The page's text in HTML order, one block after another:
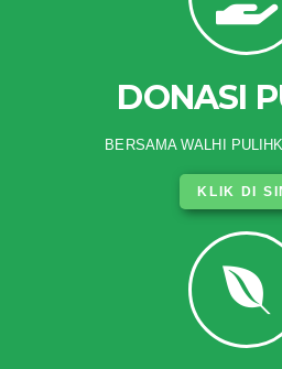
DONASI
BERSAMA WALHI
KLIK DI